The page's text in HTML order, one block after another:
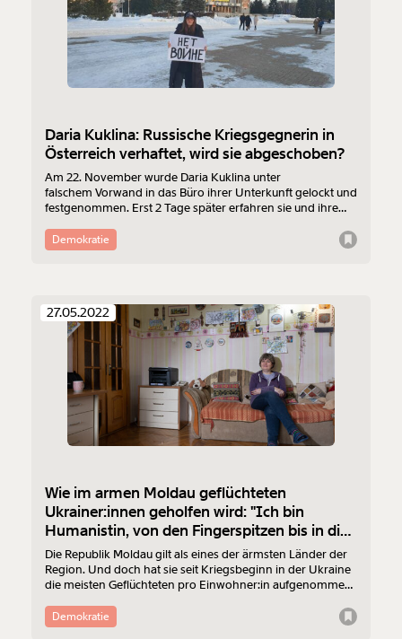
Daria Kuklina: Russische Kriegsgegnerin in
Österreich verhaftet, wird sie abgeschoben?
Am 22. November wurde Daria Kuklina unter
falschem Vorwand in das Büro ihrer Unterkunft gelockt und
festgenommen. Erst 2 Tage später erfahren sie und ihre
werden. Und das, obwohl sie traumatisiert ist und
besonderen Schutz bekommen sollte.
Demokratie
27.05.2022
Wie im armen Moldau geflüchteten
Ukrainer:innen geholfen wird: "Ich bin
Humanistin, von den Fingerspitzen bis in die
Zehen"
Die Republik Moldau gilt als eines der ärmsten Länder der
Region. Und doch hat sie seit Kriegsbeginn in der Ukraine
die meisten Geflüchteten pro Einwohner:in aufgenommen
besuchen Natalia: Sie lebt seit zwei Monaten mit vier
geflüchteten Ukrainerinnen zusammen.
Demokratie